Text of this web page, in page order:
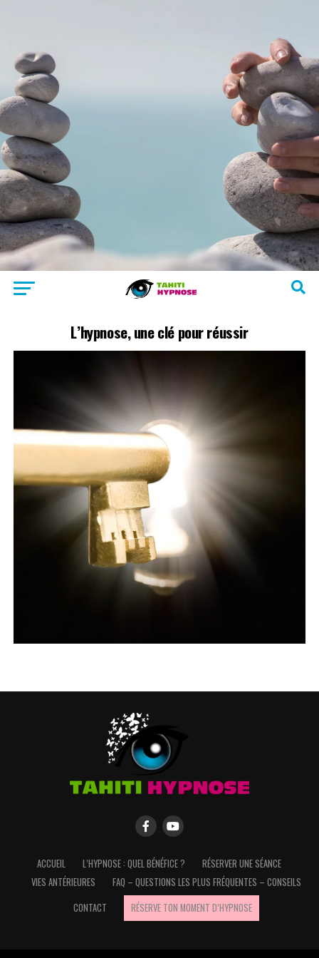
L’hypnose, une clé pour réussir
ACCUEIL L’HYPNOSE : QUEL BÉNÉFICE ?
RÉSERVER UNE SÉANCE
VIES ANTÉRIEURES
FAQ – QUESTIONS LES PLUS FRÉQUENTES – CONSEILS
CONTACT
RÉSERVE TON MOMENT D’HYPNOSE